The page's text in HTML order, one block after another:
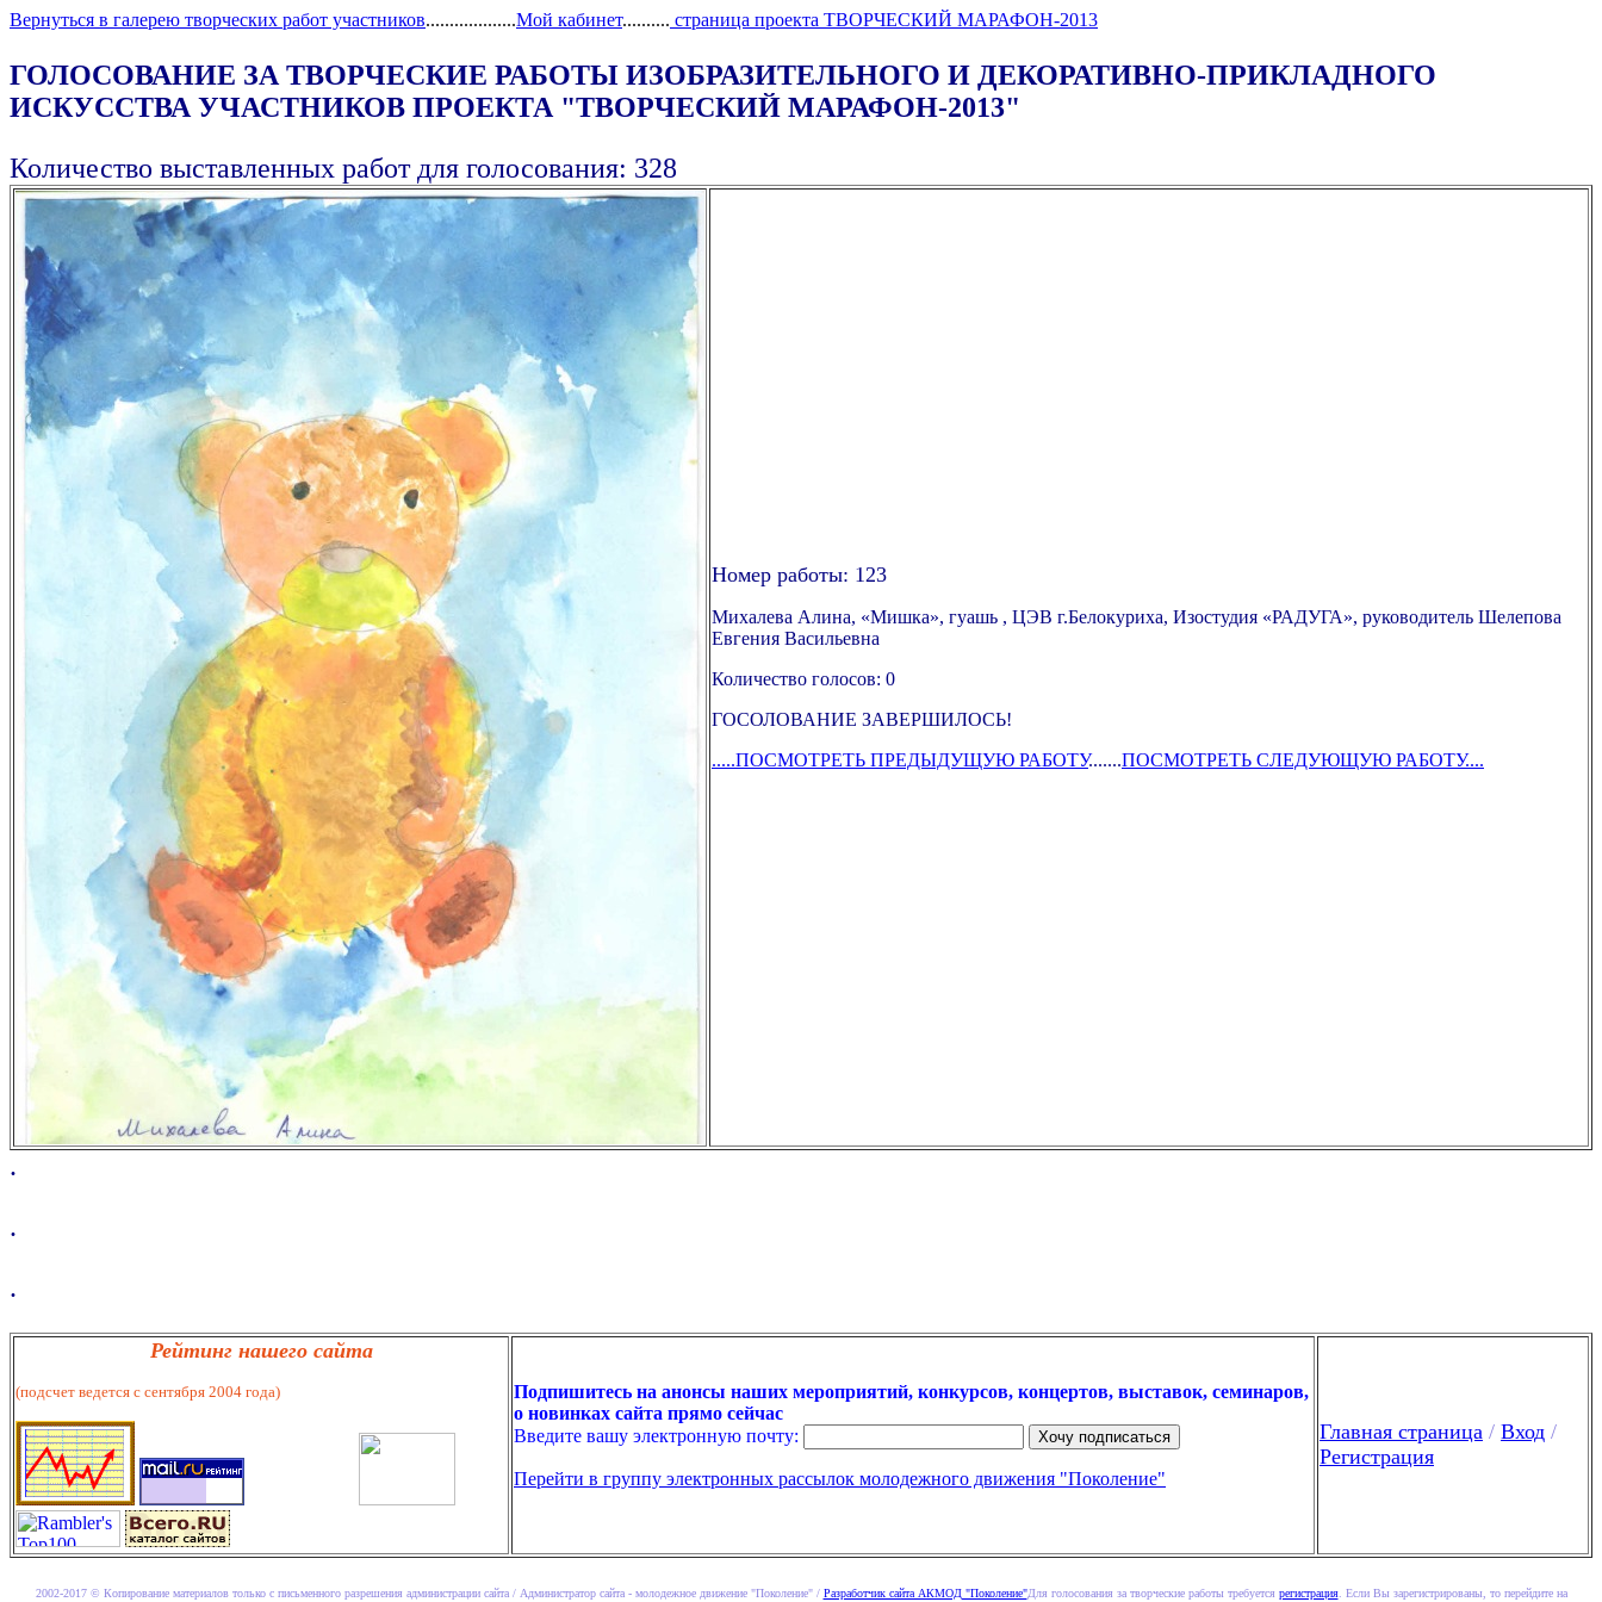
Вернуться в галерею творческих работ участников...................Мой кабинет.......... страница проекта ТВОРЧЕСКИЙ МАРАФОН-2013
ГОЛОСОВАНИЕ ЗА ТВОРЧЕСКИЕ РАБОТЫ ИЗОБРАЗИТЕЛЬНОГО И ДЕКОРАТИВНО-ПРИКЛАДНОГО
ИСКУССТВА УЧАСТНИКОВ ПРОЕКТА "ТВОРЧЕСКИЙ МАРАФОН-2013"
Количество выставленных работ для голосования: 328
Номер работы: 123
Михалева Алина, «Мишка», гуашь , ЦЭВ г.Белокуриха, Изостудия «РАДУГА», руководитель Шелепова
Евгения Васильевна
Количество голосов: 0
ГОСОЛОВАНИЕ ЗАВЕРШИЛОСЬ!
.....ПОСМОТРЕТЬ ПРЕДЫДУЩУЮ РАБОТУ.......ПОСМОТРЕТЬ СЛЕДУЮЩУЮ РАБОТУ....
.
.
.
Рейтинг нашего сайта
(подсчет ведется с сентября 2004 года)
Подпишитесь на анонсы наших мероприятий, конкурсов, концертов, выставок, семинаров,
о новинках сайта прямо сейчас
Введите вашу электронную почту:
Перейти в группу электронных рассылок молодежного движения "Поколение"
Главная страница / Вход /
Регистрация
2002-2017 © Копирование материалов только с письменного разрешения администрации сайта / Администратор сайта - молодежное движение "Поколение" / Разработчик сайта АКМОД "Поколение"Для голосования за творческие работы требуется регистрация. Если Вы зарегистрированы, то перейдите на